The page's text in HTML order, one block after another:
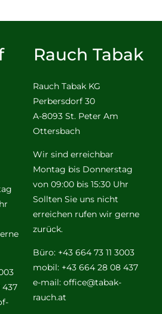
Rauch Tabak
Rauch Tabak KG
Perbersdorf 30
A-8093 St. Peter Am
Ottersbach
Wir sind erreichbar
Montag bis Donnerstag
von 09:00 bis 15:30 Uhr
Sollten Sie uns nicht
erreichen rufen wir gerne
zurück.
Büro: +43 664 73 11 3003
mobil: +43 664 28 08 437
e-mail: office@tabak-
rauch.at